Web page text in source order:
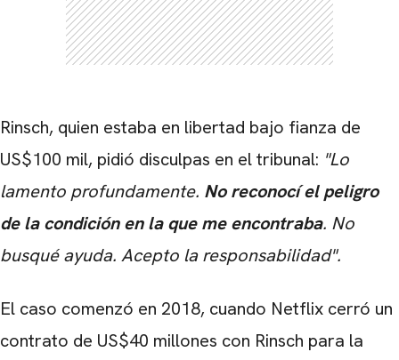
Rinsch, quien estaba en libertad bajo fianza de
US$100 mil, pidió disculpas en el tribunal: "Lo
lamento profundamente. No reconocí el peligro
de la condición en la que me encontraba. No
busqué ayuda. Acepto la responsabilidad".
El caso comenzó en 2018, cuando Netflix cerró un
contrato de US$40 millones con Rinsch para la